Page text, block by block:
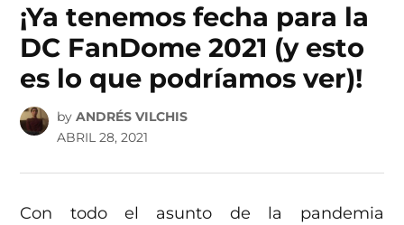
¡Ya tenemos fecha para la
DC FanDome 2021 (y esto
es lo que podríamos ver)!
by ANDRÉS VILCHIS
ABRIL 28, 2021
Con todo el asunto de la pandemia